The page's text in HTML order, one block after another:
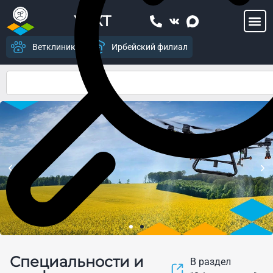
УСХТ
Ветклиника Ирбейский филиал
земледелия и современных
Специальности и
В раздел